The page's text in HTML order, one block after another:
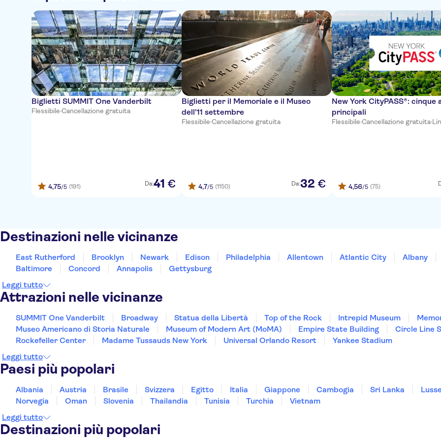
Biglietti SUMMIT One Vanderbilt
Flessibile·Cancellazione gratuita
4,75/5 (191) Da:41 €
Biglietti per il Memoriale e il Museo
dell'11 settembre
Flessibile·Cancellazione gratuita
4,7/5 (1150) Da:32 €
New York CityPASS®: cinque
principali
Flessibile·Cancellazione gratuita·
4,56/5 (75)
Destinazioni nelle vicinanze
East Rutherford Brooklyn Newark Edison Philadelphia Allentown Atlantic City Albany
Baltimore
Concord Annapolis
Gettysburg
Leggi tutto
Attrazioni nelle vicinanze
SUMMIT One Vanderbilt Broadway Statua della Libertà Top of the Rock Intrepid Museum
Museo Americano di Storia Naturale
Museum of Modern Art (MoMA) Empire State Building Circle Line
Rockefeller Center
Madame Tussauds New York Universal Orlando Resort
Yankee Stadium
Leggi tutto
Paesi più popolari
Albania Austria Brasile Svizzera Egitto Italia Giappone Cambogia Sri Lanka
Norvegia
Oman Slovenia Thailandia Tunisia Turchia
Vietnam
Leggi tutto
Destinazioni più popolari